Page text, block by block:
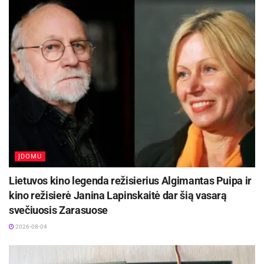
liepos 6-ąją, minintLietuvos Valstybės dieną,
Utenoje, repertuarą. Darniai skambės daugiau
150 jaunųjų kanklininkų, atstovaujančių 16
kolektyvų iš visų Lietuvos regionų, balsai,
pritariant mūsų tautos simboliui – kanklėms.
naujienos
Rugsėjo 11–13 dienomis Panevėžys švęs 523-
iąjį gimtadienį
2026-08-06
Festivalį „ConTempo“ Kaune uždarys sudėtingas
pasirodymas aštuonių metrų aukštyje ir piknikas
Santakoje
Liepos 3 d. Užpaliuose (Utenos r.) startuoja X-oji
ĮDOMU
Lietuvos kino legenda režisierius Algimantas Puipa ir
kino režisierė Janina Lapinskaitė dar šią vasarą
svečiuosis Zarasuose
2026-08-04